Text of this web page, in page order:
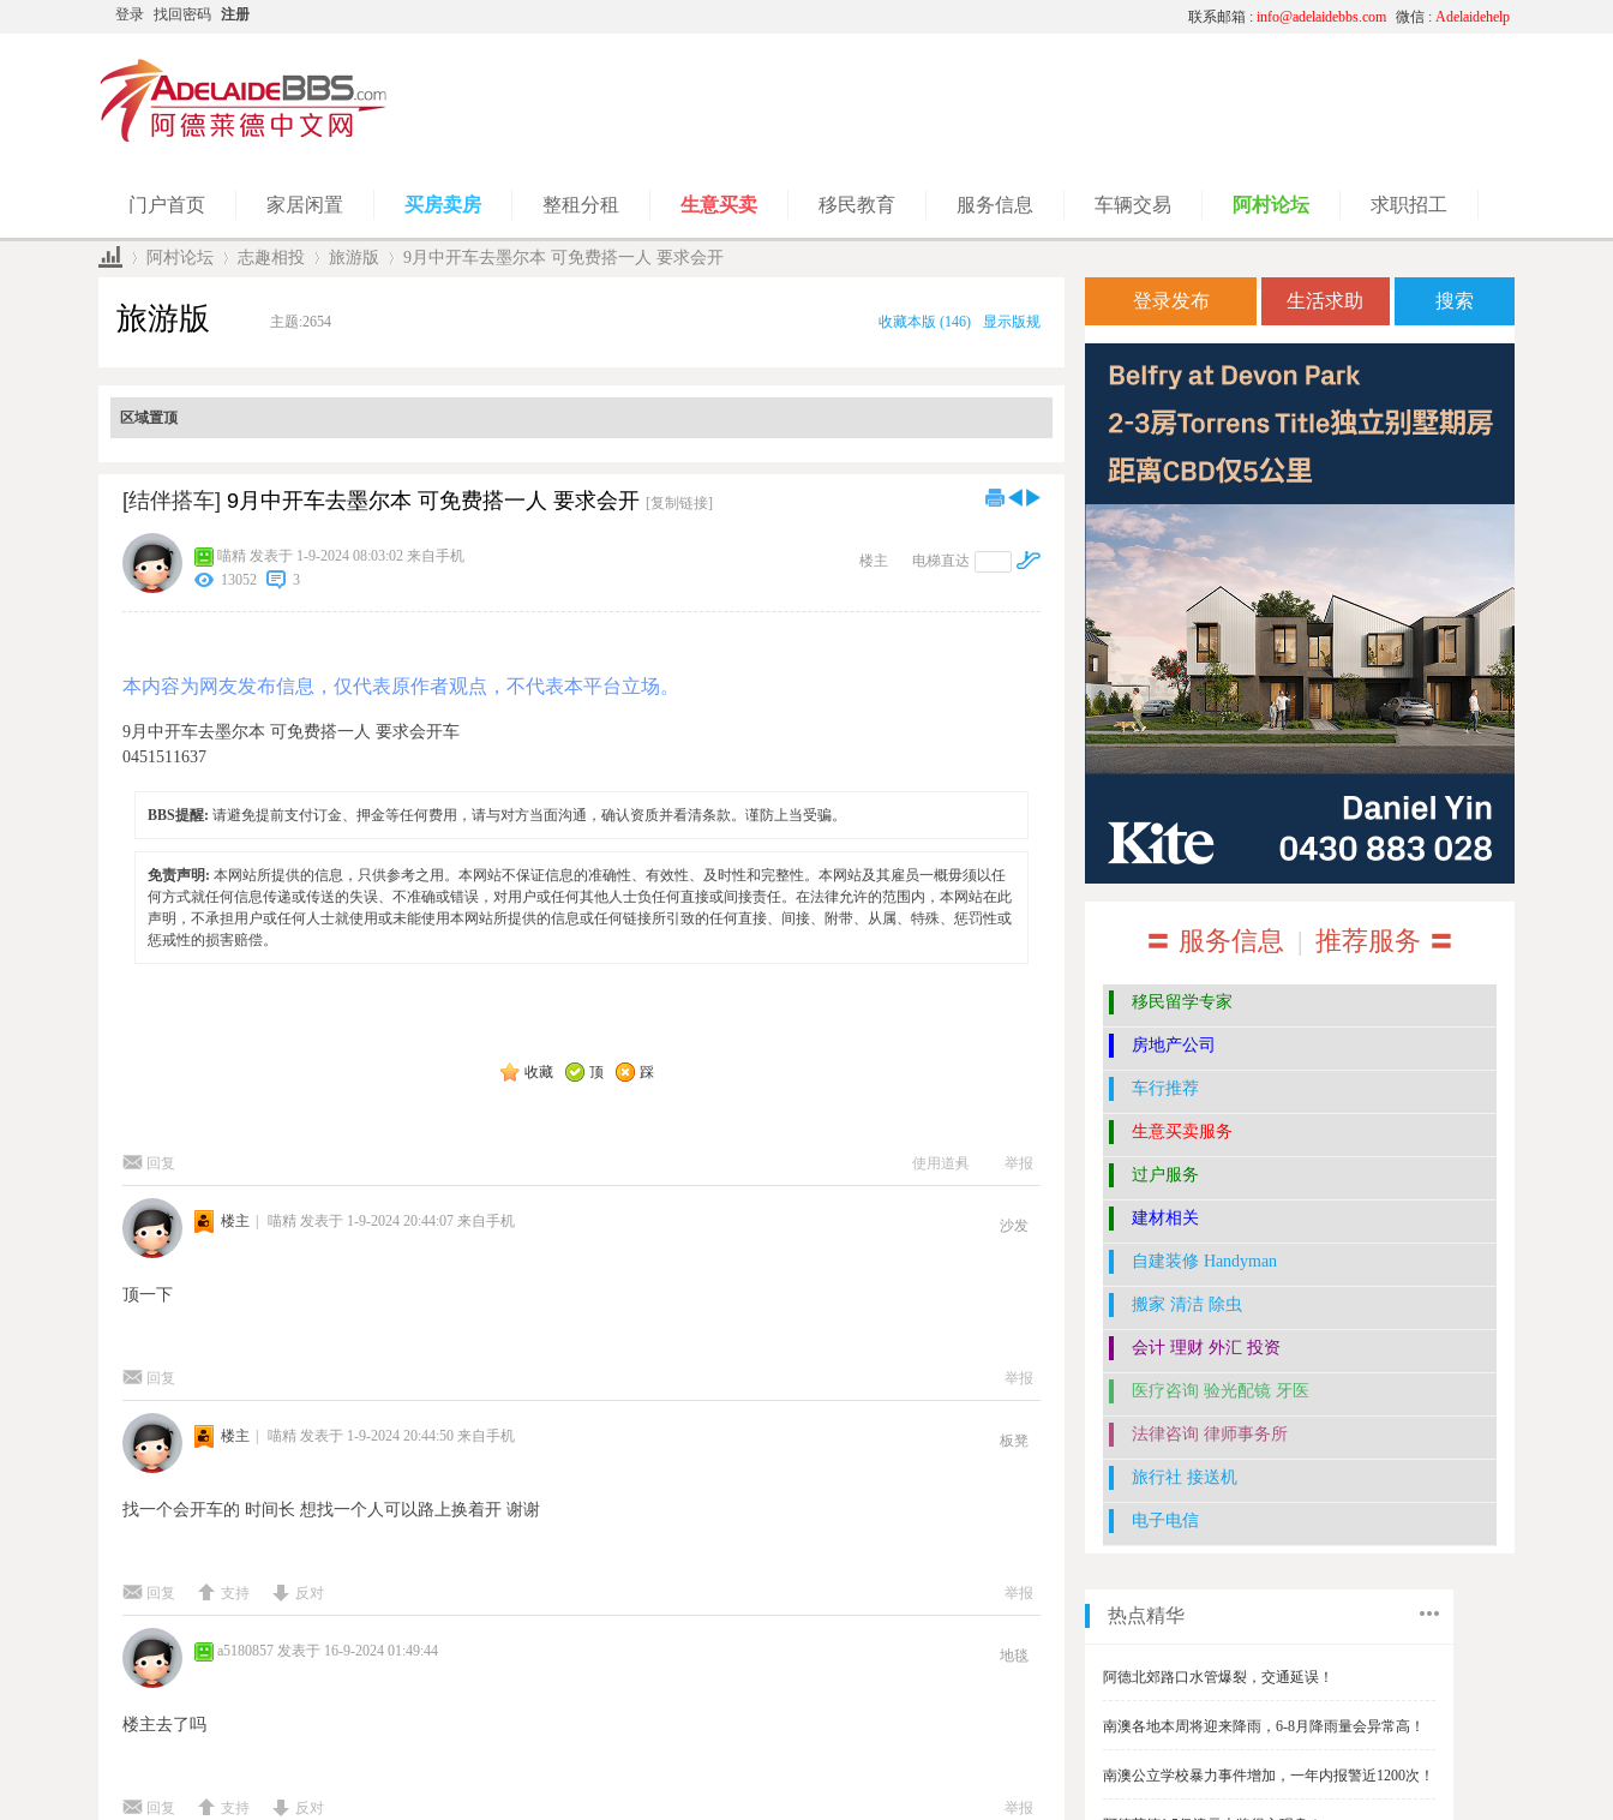
登录 找回密码 注册 微信 : Adelaidehelp
联系邮箱 : info@adelaidebbs.com
门户首页 家居闲置 买房卖房 整租分租 生意买卖 移民教育 服务信息 车辆交易 阿村论坛 求职招工
阿村论坛 志趣相投 旅游版 9月中开车去墨尔本 可免费搭一人 要求会开
旅游版 主题:2654 显示版规
收藏本版 (146)
区域置顶
[结伴搭车] 9月中开车去墨尔本 可免费搭一人 要求会开 [复制链接]
电梯直达
楼主
喵精 发表于 1-9-2024 08:03:02 来自手机
13052
3
本内容为网友发布信息，仅代表原作者观点，不代表本平台立场。
9月中开车去墨尔本 可免费搭一人 要求会开车
0451511637
BBS提醒: 请避免提前支付订金、押金等任何费用，请与对方当面沟通，确认资质并看清条款。谨防上当受骗。
免责声明: 本网站所提供的信息，只供参考之用。本网站不保证信息的准确性、有效性、及时性和完整性。本网站及其雇员一概毋须以任
何方式就任何信息传递或传送的失误、不准确或错误，对用户或任何其他人士负任何直接或间接责任。在法律允许的范围内，本网站在此
声明，不承担用户或任何人士就使用或未能使用本网站所提供的信息或任何链接所引致的任何直接、间接、附带、从属、特殊、惩罚性或
惩戒性的损害赔偿。
收藏 顶 踩
回复 使用道具 举报
沙发
楼主 | 喵精 发表于 1-9-2024 20:44:07 来自手机
顶一下
回复 举报
板凳
楼主 | 喵精 发表于 1-9-2024 20:44:50 来自手机
找一个会开车的 时间长 想找一个人可以路上换着开 谢谢
回复 支持 反对 举报
地毯
a5180857 发表于 16-9-2024 01:49:44
楼主去了吗
回复 支持 反对 举报
登录发布 生活求助 搜索
〓 服务信息 | 推荐服务 〓
移民留学专家
房地产公司
车行推荐
生意买卖服务
过户服务
建材相关
自建装修 Handyman
搬家 清洁 除虫
会计 理财 外汇 投资
医疗咨询 验光配镜 牙医
法律咨询 律师事务所
旅行社 接送机
电子电信
热点精华
阿德北郊路口水管爆裂，交通延误！
南澳各地本周将迎来降雨，6-8月降雨量会异常高！
南澳公立学校暴力事件增加，一年内报警近1200次！